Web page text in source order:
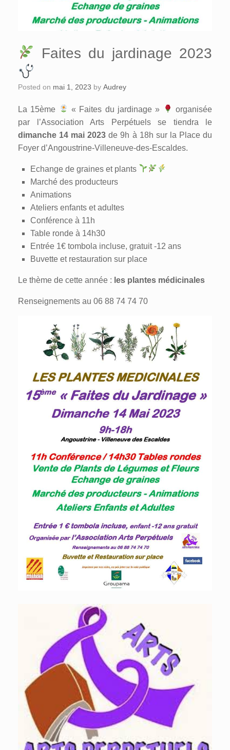
Faites du jardinage 2023
Posted on mai 1, 2023 by Audrey
La 15ème « Faites du jardinage »
organisée
par l’Association Arts Perpétuels se tiendra le
dimanche 14 mai 2023 de 9h à 18h sur la Place du
Foyer d’Angoustrine-Villeneuve-des-Escaldes.
Echange de graines et plants
Marché des producteurs
Animations
Ateliers enfants et adultes
Conférence à 11h
Table ronde à 14h30
Entrée 1€ tombola incluse, gratuit -12 ans
Buvette et restauration sur place
Le thème de cette année : les plantes médicinales
Renseignements au 06 88 74 74 70